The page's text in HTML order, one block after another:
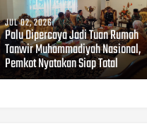
JUL 02, 2026
Palu Dipercaya Jadi Tuan Rumah
Tanwir Muhammadiyah Nasional,
Pemkot Nyatakan Siap Total